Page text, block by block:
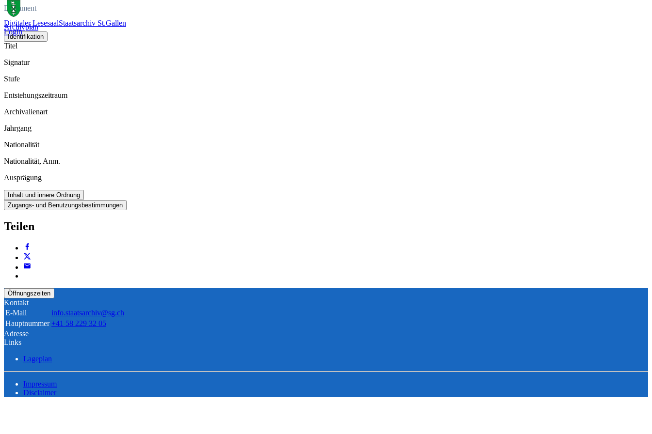
Digitaler LesesaalStaatsarchiv St.Gallen
Login
Dokument
Archivplan
Identifikation
Titel
Signatur
Stufe
Entstehungszeitraum
Archivalienart
Jahrgang
Nationalität
Nationalität, Anm.
Ausprägung
Inhalt und innere Ordnung
Zugangs- und Benutzungsbestimmungen
Teilen
Öffnungszeiten
Kontakt
E-Mail
info.staatsarchiv@sg.ch
Hauptnummer +41 58 229 32 05
Adresse
Links
Lageplan
Impressum
Disclaimer